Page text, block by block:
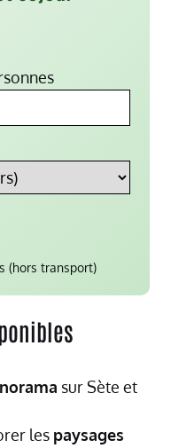
(hors transport)
sur Sète et
les paysages